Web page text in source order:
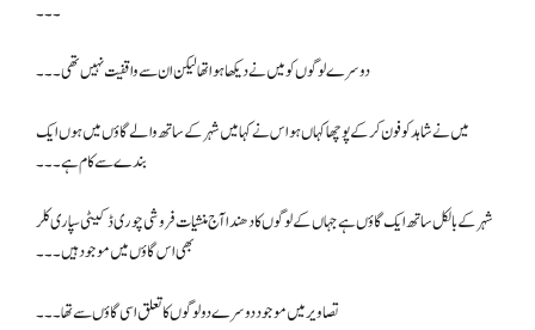
۔۔۔
دوسرے لوگوں کو میں نے دیکھا ہوا تھا لیکن ان سے واقفیت نہیں تھی ۔۔۔
میں نے شاہد کو فون کر کے پوچھا کہاں ہو اس نے کہا میں شہر کے ساتھ والے گاؤں میں ہوں ایک
بندے سے کام ہے۔۔۔
شہر کے بالکل ساتھ ایک گاؤں ہے جہاں کے لوگوں کا دھندا آج منشیات فروشی چوری ڈکیٹی سپاری کلر
بھی اس گاؤں میں موجود ہیں۔۔۔
تصاویر میں موجود دوسرے دو لوگوں کا تعلق اسی گاؤں سے تھا ۔۔۔